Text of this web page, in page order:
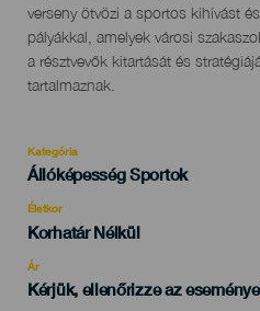
verseny ötvözi a sportos kihívást
pályákkal, amelyek városi
a résztvevők kitartását és
tartalmaznak.
Kategória
Categoría
evento
Állóképesség Sportok
Életkor
Edad
Korhatár Nélkül
Ár
Kérjük, ellenőrizze az